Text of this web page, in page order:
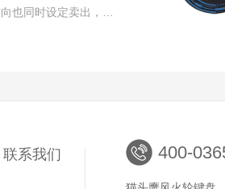
也同时设定卖出，…
联系我们 400-